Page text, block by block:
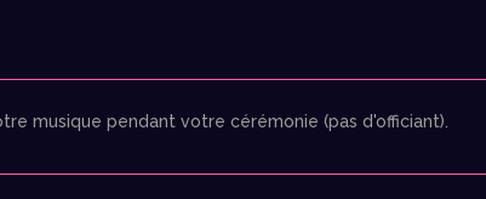
musique pendant votre cérémonie (pas d'officiant).